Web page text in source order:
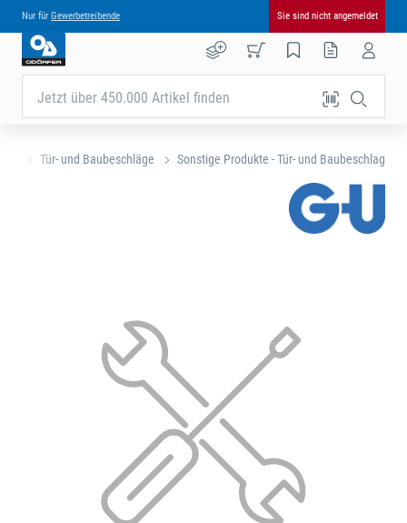
Nur für Gewerbetreibende Sie sind nicht angemeldet
Jetzt über 450.000 Artikel finden
Tür- und Baubeschläge Sonstige Produkte - Tür- und Baubeschlag